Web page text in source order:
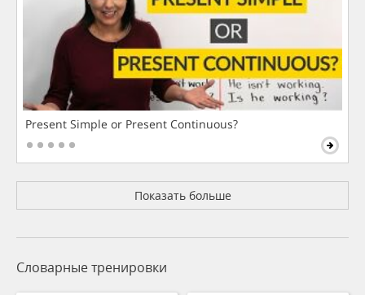
Present Simple or Present Continuous?
Показать больше
Словарные тренировки